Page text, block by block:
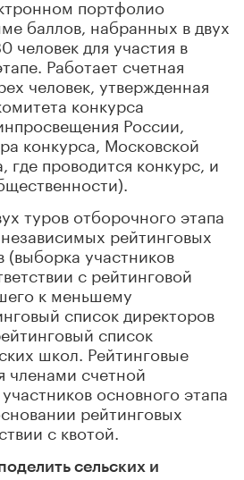
портфолио
баллов, набранных в двух
человек для участия в
Работает счетная
человек, утвержденная
конкурса
России,
конкурса, Московской
где проводится конкурс, и
туров отборочного этапа
рейтинговых
(выборка участников
с рейтинговой
к меньшему
список директоров
список
школ. Рейтинговые
членами счетной
основного этапа
рейтинговых
с квотой.
сельских и